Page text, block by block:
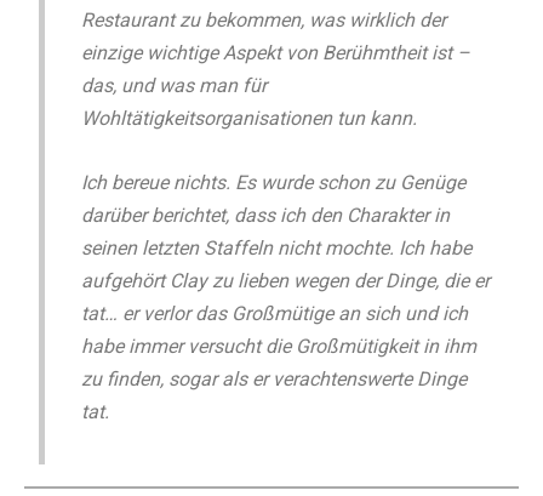
Restaurant zu bekommen, was wirklich der
einzige wichtige Aspekt von Berühmtheit ist –
das, und was man für
Wohltätigkeitsorganisationen tun kann.
Ich bereue nichts. Es wurde schon zu Genüge
darüber berichtet, dass ich den Charakter in
seinen letzten Staffeln nicht mochte. Ich habe
aufgehört Clay zu lieben wegen der Dinge, die er
tat… er verlor das Großmütige an sich und ich
habe immer versucht die Großmütigkeit in ihm
zu finden, sogar als er verachtenswerte Dinge
tat.